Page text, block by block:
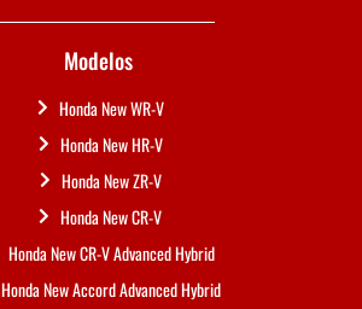
Modelos
Honda New WR-V
Honda New HR-V
Honda New ZR-V
Honda New CR-V
Honda New CR-V Advanced Hybrid
Honda New Accord Advanced Hybrid